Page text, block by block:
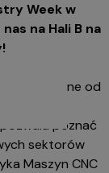
Week w
na Hali B na
od
i
poznać
sektorów
Maszyn CNC